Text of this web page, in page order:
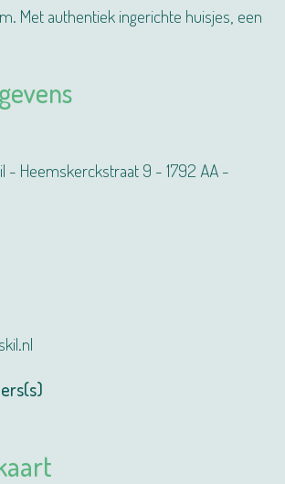
Met authentiek ingerichte huisjes, een
- Heemskerckstraat 9 - 1792 AA -